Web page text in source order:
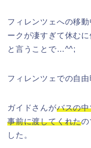
フィレンツェへの移
ークが凄すぎて休む
と言うことで…^^;
フィレンツェでの自
ガイドさんがバスの
事前に渡してくれたの
した。